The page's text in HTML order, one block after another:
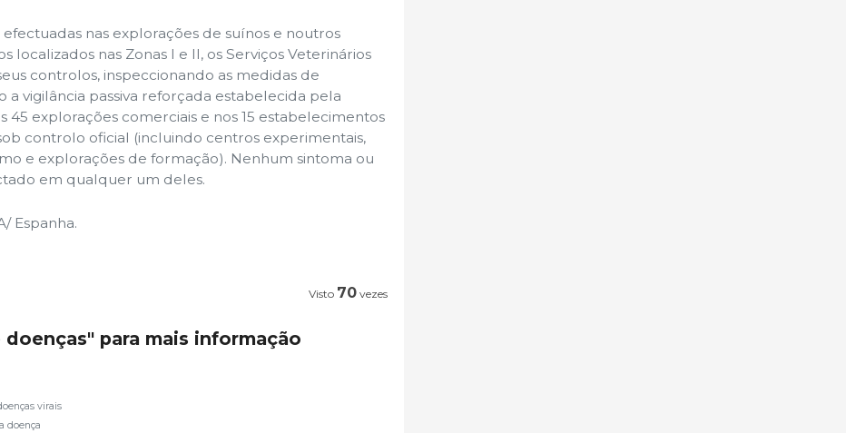
nas explorações de suínos e noutros
localizados nas Zonas I e II, os Serviços Veterinários
controlos, inspeccionando as medidas de
a vigilância passiva reforçada estabelecida pela
45 explorações comerciais e nos 15 estabelecimentos
controlo oficial (incluindo centros experimentais,
e explorações de formação). Nenhum sintoma ou
em qualquer um deles.
Espanha.
Visto 70 vezes
para mais informação
virais
doença